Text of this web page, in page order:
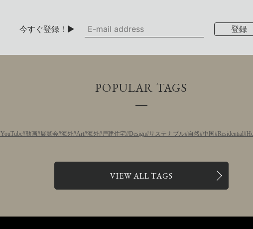
今すぐ登録！▶
POPULAR TAGS
YouTube 動画 展覧会 海外 Art 海外 戸建住宅 Design サステナブル 自然 中国 Residential
VIEW ALL TAGS